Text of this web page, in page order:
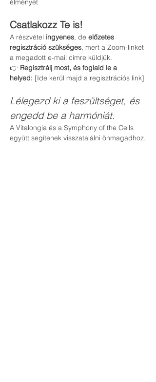
élményét
Csatlakozz Te is!
A részvétel ingyenes, de előzetes
regisztráció szükséges, mert a Zoom-linket
a megadott e-mail címre küldjük.
👉 Regisztrálj most, és foglald le a
helyed: [Ide kerül majd a regisztrációs link]
Lélegezd ki a feszültséget, és
engedd be a harmóniát.
A Vitalongia és a Symphony of the Cells
együtt segítenek visszatalálni önmagadhoz.